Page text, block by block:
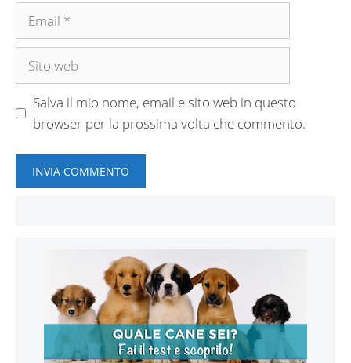
Email
Sito
Salva il mio nome, email e sito web in questo
browser per la prossima volta che commento.